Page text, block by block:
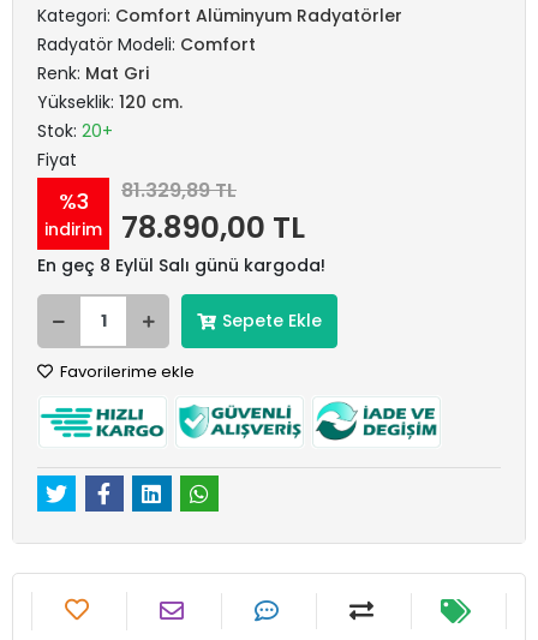
Kategori: Comfort Alüminyum Radyatörler
Radyatör Modeli: Comfort
Renk: Mat Gri
Yükseklik: 120 cm.
Stok: 20+
Fiyat
%3
indirim
81.329,89 TL
78.890,00 TL
En geç 8 Eylül Salı günü kargoda!
Sepete Ekle
Favorilerime ekle